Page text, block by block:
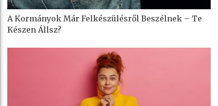
A Kormányok Már Felkészülésről Beszélnek – Te
Készen Állsz?